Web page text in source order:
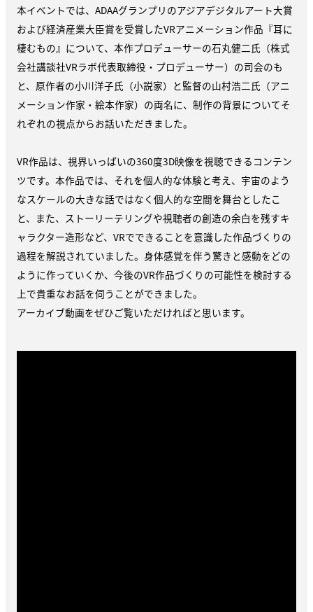
本イベントでは、ADAAグランプリのアジアデジタルアート大賞
および経済産業大臣賞を受賞したVRアニメーション作品『耳に
棲むもの』について、本作プロデューサーの石丸健二氏（株式
会社講談社VRラボ代表取締役・プロデューサー）の司会のも
と、原作者の小川洋子氏（小説家）と監督の山村浩二氏（アニ
メーション作家・絵本作家）の両名に、制作の背景についてそ
れぞれの視点からお話いただきました。
VR作品は、視界いっぱいの360度3D映像を視聴できるコンテン
ツです。本作品では、それを個人的な体験と考え、宇宙のよう
なスケールの大きな話ではなく個人的な空間を舞台としたこ
と、また、ストーリーテリングや視聴者の創造の余白を残すキ
ャラクター造形など、VRでできることを意識した作品づくりの
過程を解説されていました。身体感覚を伴う驚きと感動をどの
ように作っていくか、今後のVR作品づくりの可能性を検討する
上で貴重なお話を伺うことができました。
アーカイブ動画をぜひご覧いただければと思います。